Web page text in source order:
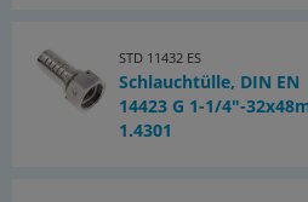
STD 11432 ES
Schlauchtülle, DIN EN
14423 G 1-1/4"-
1.4301